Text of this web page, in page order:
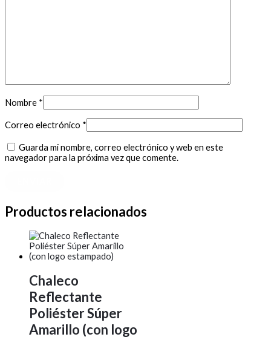
Nombre *
Correo electrónico *
Guarda mi nombre, correo electrónico y web en este
navegador para la próxima vez que comente.
Productos relacionados
Chaleco
Reflectante
Poliéster Súper
Amarillo (con logo